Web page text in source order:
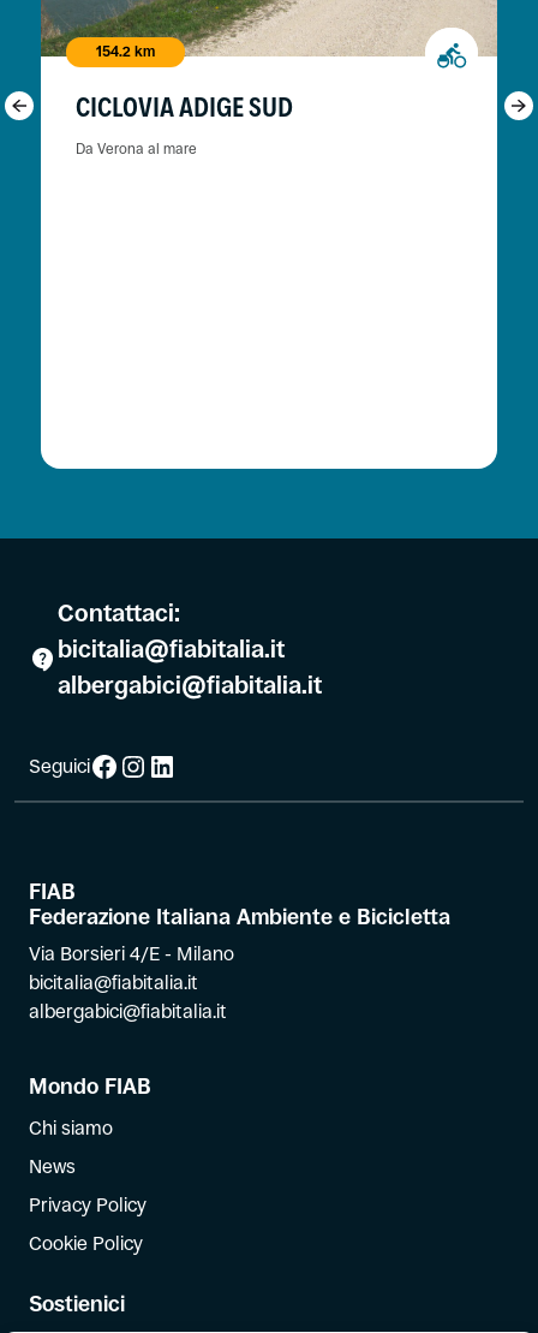
154.2 km
CICLOVIA ADIGE SUD
Da Verona al mare
Contattaci:
bicitalia@fiabitalia.it
albergabici@fiabitalia.it
SeguiciFacebook
Instagram
LinkedIn
FIAB
Federazione Italiana Ambiente e Bicicletta
Via Borsieri 4/E - Milano
bicitalia@fiabitalia.it
albergabici@fiabitalia.it
Mondo FIAB
Chi siamo
News
Privacy Policy
Cookie Policy
Sostienici